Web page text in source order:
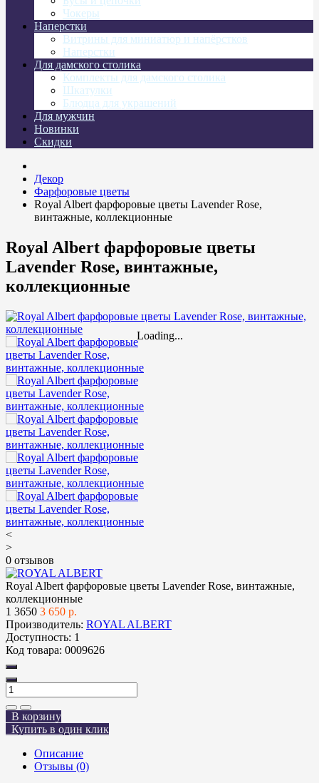
Чокеры
Наперстки
Витрины для миниатюр и напёрстков
Наперстки
Для дамского столика
Комплекты для дамского столика
Шкатулки
Блюдца для украшений
Для мужчин
Новинки
Скидки
Декор
Фарфоровые цветы
Royal Albert фарфоровые цветы Lavender Rose,
винтажные, коллекционные
Royal Albert фарфоровые цветы
Lavender Rose, винтажные,
коллекционные
Loading...
<
>
0 отзывов
Royal Albert фарфоровые цветы Lavender Rose, винтажные,
коллекционные
1 3650 3 650 р.
Производитель: ROYAL ALBERT
Доступность: 1
Код товара: 0009626
В корзину
Купить в один клик
Описание
Отзывы (0)